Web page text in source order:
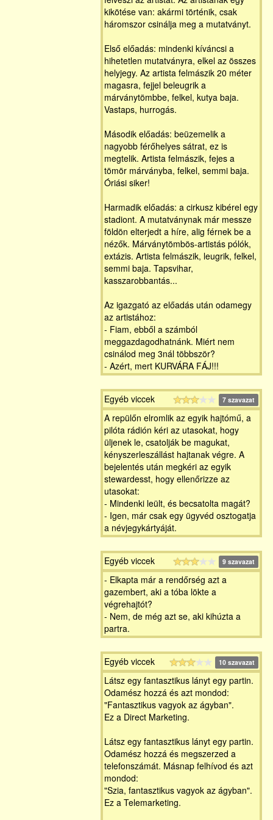
kikötése van: akármi történik, csak
háromszor csinálja meg a mutatványt.
Első előadás: mindenki kíváncsi a
hihetetlen mutatványra, elkel az összes
helyjegy. Az artista felmászik 20 méter
magasra, fejjel beleugrik a
márványtömbbe, felkel, kutya baja.
Vastaps, hurrogás.
Második előadás: beüzemelik a
nagyobb férőhelyes sátrat, ez is
megtelik. Artista felmászik, fejes a
tömör márványba, felkel, semmi baja.
Óriási siker!
Harmadik előadás: a cirkusz kibérel egy
stadiont. A mutatványnak már messze
földön elterjedt a híre, alig férnek be a
nézők. Márványtömbös-artistás pólók,
extázis. Artista felmászik, leugrik, felkel,
semmi baja. Tapsvihar,
kasszarobbantás...
Az igazgató az előadás után odamegy
az artistához:
- Fiam, ebből a számból
meggazdagodhatnánk. Miért nem
csinálod meg 3nál többször?
- Azért, mert KURVÁRA FÁJ!!!
Egyéb viccek 7 szavazat
A repülőn elromlik az egyik hajtómű, a
pilóta rádión kéri az utasokat, hogy
üljenek le, csatolják be magukat,
kényszerleszállást hajtanak végre. A
bejelentés után megkéri az egyik
stewardesst, hogy ellenőrizze az
utasokat:
- Mindenki leült, és becsatolta magát?
- Igen, már csak egy ügyvéd osztogatja
a névjegykártyáját.
Egyéb viccek 9 szavazat
- Elkapta már a rendőrség azt a
gazembert, aki a tóba lökte a
végrehajtót?
- Nem, de még azt se, aki kihúzta a
partra.
Egyéb viccek 10 szavazat
Látsz egy fantasztikus lányt egy partin.
Odamész hozzá és azt mondod:
"Fantasztikus vagyok az ágyban".
Ez a Direct Marketing.
Látsz egy fantasztikus lányt egy partin.
Odamész hozzá és megszerzed a
telefonszámát. Másnap felhívod és azt
mondod:
"Szia, fantasztikus vagyok az ágyban".
Ez a Telemarketing.